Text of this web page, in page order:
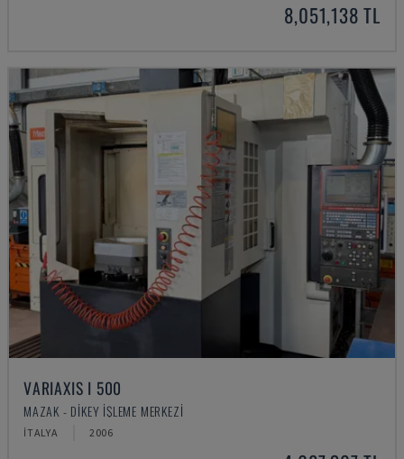
8,051,138 TL
VARIAXIS I 500
MAZAK - DIKEY İŞLEME MERKEZI
İTALYA 2006